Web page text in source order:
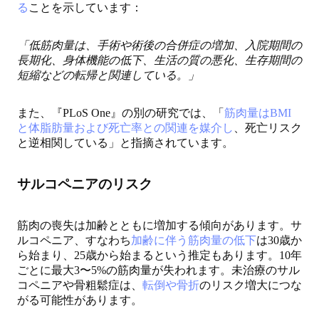
る ことを示しています：
「低筋肉量は、手術や術後の合併症の増加、入院期間の
長期化、身体機能の低下、生活の質の悪化、生存期間の
短縮などの転帰と関連している。」
また、『PLoS One』の別の研究では、「 筋肉量はBMI
と体脂肪量および死亡率との関連を媒介し
、死亡リスク
と逆相関している」と指摘されています。
サルコペニアのリスク
筋肉の喪失は加齢とともに増加する傾向があります。サ
ルコペニア、すなわち加齢に伴う筋肉量の低下は30歳か
ら始まり、25歳から始まるという推定もあります。10年
ごとに最大3〜5%の筋肉量が失われます。未治療のサル
コペニアや骨粗鬆症は、 転倒や骨折のリスク増大につな
がる可能性があります。